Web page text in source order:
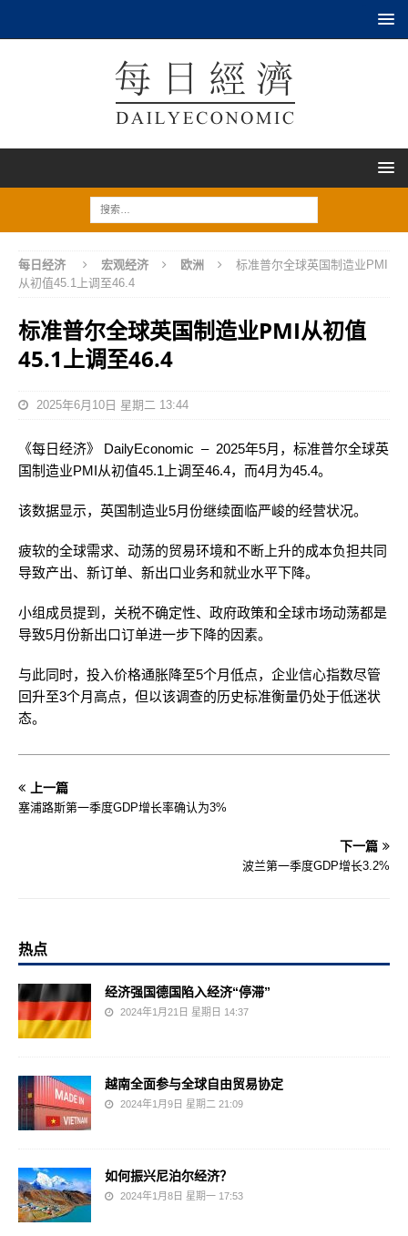
每日经济 宏观经济 欧洲
标准普尔全球英国制造业PMI
从初值45.1上调至46.4
标准普尔全球英国制造业PMI从初值
45.1上调至46.4
2025年6月10日 星期二 13:44
《每日经济》 DailyEconomic – 2025年5月，标准普尔全球英
国制造业PMI从初值45.1上调至46.4，而4月为45.4。
该数据显示，英国制造业5月份继续面临严峻的经营状况。
疲软的全球需求、动荡的贸易环境和不断上升的成本负担共同
导致产出、新订单、新出口业务和就业水平下降。
小组成员提到，关税不确定性、政府政策和全球市场动荡都是
导致5月份新出口订单进一步下降的因素。
与此同时，投入价格通胀降至5个月低点，企业信心指数尽管
回升至3个月高点，但以该调查的历史标准衡量仍处于低迷状
态。
上一篇
塞浦路斯第一季度GDP增长率确认为3%
下一篇
波兰第一季度GDP增长3.2%
热点
经济强国德国陷入经济“停滞”
2024年1月21日 星期日 14:37
越南全面参与全球自由贸易协定
2024年1月9日 星期二 21:09
如何振兴尼泊尔经济？
2024年1月8日 星期一 17:53